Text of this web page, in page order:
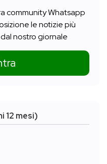
community Whatsapp
le notizie più
nostro giornale
12 mesi)